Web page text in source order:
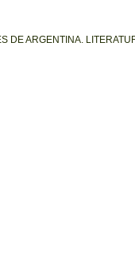
DE ARGENTINA.